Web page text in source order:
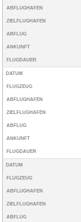
ABFLUGHAFEN
ZIELFLUGHAFEN
ABFLUG
ANKUNFT
FLUGDAUER
DATUM
FLUGZEUG
ABFLUGHAFEN
ZIELFLUGHAFEN
ABFLUG
ANKUNFT
FLUGDAUER
DATUM
FLUGZEUG
ABFLUGHAFEN
ZIELFLUGHAFEN
ABFLUG